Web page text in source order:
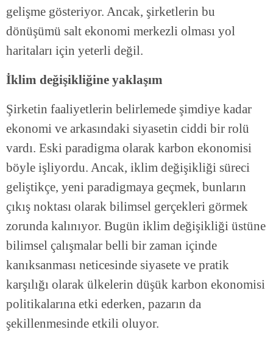
gelişme gösteriyor. Ancak, şirketlerin bu
dönüşümü salt ekonomi merkezli olması yol
haritaları için yeterli değil.
İklim değişikliğine yaklaşım
Şirketin faaliyetlerin belirlemede şimdiye kadar
ekonomi ve arkasındaki siyasetin ciddi bir rolü
vardı. Eski paradigma olarak karbon ekonomisi
böyle işliyordu. Ancak, iklim değişikliği süreci
geliştikçe, yeni paradigmaya geçmek, bunların
çıkış noktası olarak bilimsel gerçekleri görmek
zorunda kalınıyor. Bugün iklim değişikliği üstüne
bilimsel çalışmalar belli bir zaman içinde
kanıksanması neticesinde siyasete ve pratik
karşılığı olarak ülkelerin düşük karbon ekonomisi
politikalarına etki ederken, pazarın da
şekillenmesinde etkili oluyor.